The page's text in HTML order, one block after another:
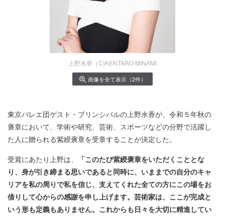
上野水香（C)KENTARO MINAMI
画像を全て表示（2件）
東京バレエ団ゲスト・プリンシパルの上野水香が、令和５年秋の
褒章において、学術や研究、芸術、スポーツなどの分野で活躍し
た人に贈られる紫綬褒章を受章することが決定した。
受賞にあたり上野は、
「このたび紫綬褒章をいただくこととな
り、身が引き締まる思いであると同時に、いままでの自分のキャ
リアを私の周りで私を信じ、支えてくれた全ての方にこの場をお
借りして心からの感謝を申し上げます。芸術家は、ここが完成と
いう形も定義もありません。これからも日々を大切に精進してい